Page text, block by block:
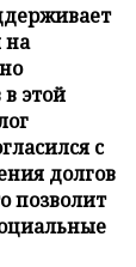
на
этой
с
долгов
позволит